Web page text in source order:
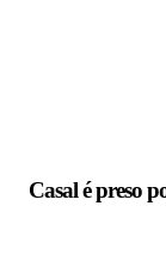
Casal é preso